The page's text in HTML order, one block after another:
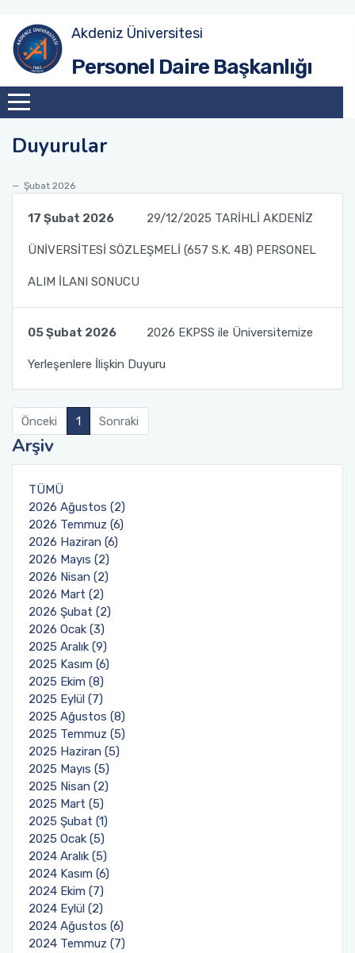
Akdeniz Üniversitesi
Personel Daire Başkanlığı
Duyurular
Şubat 2026
17 Şubat 2026 29/12/2025 TARİHLİ AKDENİZ
ÜNİVERSİTESİ SÖZLEŞMELİ (657 S.K. 4B) PERSONEL
ALIM İLANI SONUCU
05 Şubat 2026 2026 EKPSS ile Üniversitemize
Yerleşenlere İlişkin Duyuru
Önceki 1 Sonraki
Arşiv
TÜMÜ
2026 Ağustos (2)
2026 Temmuz (6)
2026 Haziran (6)
2026 Mayıs (2)
2026 Nisan (2)
2026 Mart (2)
2026 Şubat (2)
2026 Ocak (3)
2025 Aralık (9)
2025 Kasım (6)
2025 Ekim (8)
2025 Eylül (7)
2025 Ağustos (8)
2025 Temmuz (5)
2025 Haziran (5)
2025 Mayıs (5)
2025 Nisan (2)
2025 Mart (5)
2025 Şubat (1)
2025 Ocak (5)
2024 Aralık (5)
2024 Kasım (6)
2024 Ekim (7)
2024 Eylül (2)
2024 Ağustos (6)
2024 Temmuz (7)
Akademik Atama Şube Müdürlüğü
Akademik Görevlendirme ve Evrak Kayıt Şube
Müdürlüğü
İdari Personel Şube Müdürlüğü
Sicil ve Disiplin İşlemleri Şube Müdürlüğü
Maaş Tahakkuk Şube Müdürlüğü